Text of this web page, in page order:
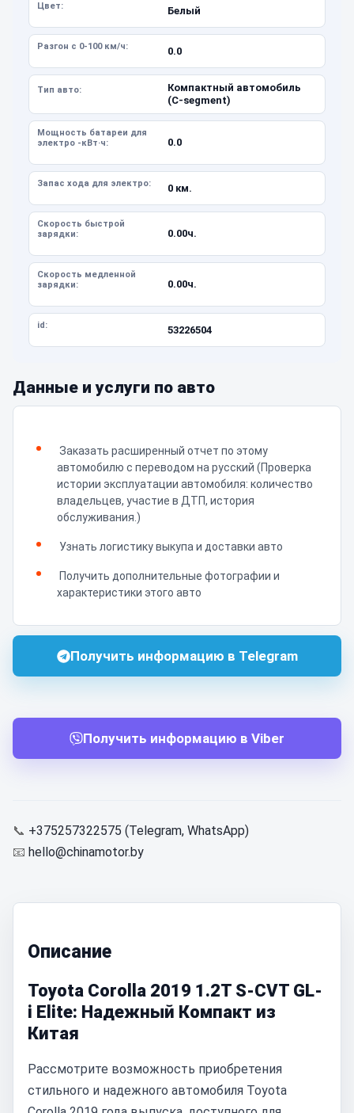
Цвет: Белый
Разгон с 0-100 км/ч: 0.0
Тип авто:
Компактный автомобиль
(C-segment)
Мощность батареи для
электро -кВт·ч:
0.0
Запас хода для электро: 0 км.
Скорость быстрой
зарядки:
0.00ч.
Скорость медленной
зарядки:
0.00ч.
id: 53226504
Данные и услуги по авто
Заказать расширенный отчет по этому
автомобилю с переводом на русский (Проверка
истории эксплуатации автомобиля: количество
владельцев, участие в ДТП, история
обслуживания.)
Узнать логистику выкупа и доставки авто
Получить дополнительные фотографии и
характеристики этого авто
Получить информацию в Telegram
Получить информацию в Viber
📞 +375257322575 (Telegram, WhatsApp)
📧 hello@chinamotor.by
Описание
Toyota Corolla 2019 1.2T S-CVT GL-
i Elite: Надежный Компакт из
Китая
Рассмотрите возможность приобретения
стильного и надежного автомобиля Toyota